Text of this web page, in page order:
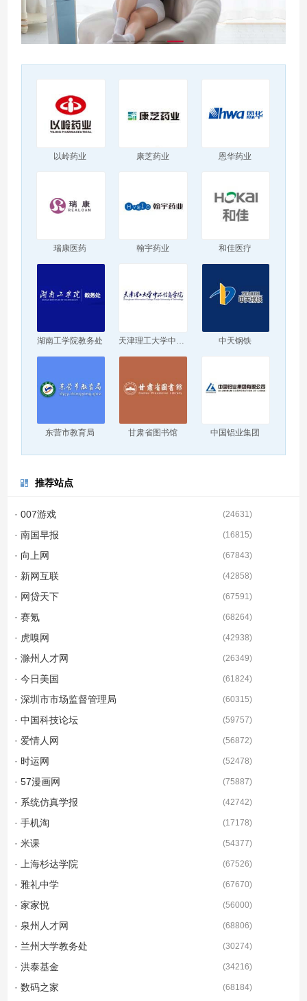
以岭药业 康芝药业 恩华药业
瑞康医药 翰宇药业 和佳医疗
湖南工学院教务处 中天钢铁
东营市教育局 甘肃省图书馆 中国铝业集团
推荐站点
· 007游戏 (24631)
· 南国早报 (16815)
· 向上网 (67843)
· 新网互联 (42858)
· 网贷天下 (67591)
· 赛氪 (68264)
· 虎嗅网 (42938)
· 滁州人才网 (26349)
· 今日美国 (61824)
· 深圳市市场监督管理局 (60315)
· 中国科技论坛 (59757)
· 爱情人网 (56872)
· 时运网 (52478)
· 57漫画网 (75887)
· 系统仿真学报 (42742)
· 手机淘 (17178)
· 米课 (54377)
· 上海杉达学院 (67526)
· 雅礼中学 (67670)
· 家家悦 (56000)
· 泉州人才网 (68806)
· 兰州大学教务处 (30274)
· 洪泰基金 (34216)
· 数码之家 (68184)